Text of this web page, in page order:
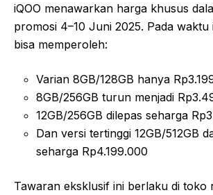
iQOO menawarkan harga khusus
promosi 4–10 Juni 2025. Pada
bisa memperoleh:
Varian 8GB/128GB hanya
8GB/256GB turun menjadi
12GB/256GB dilepas seharga
Dan versi tertinggi 12GB/512GB
seharga Rp4.199.000
Tawaran eksklusif ini berlaku di toko